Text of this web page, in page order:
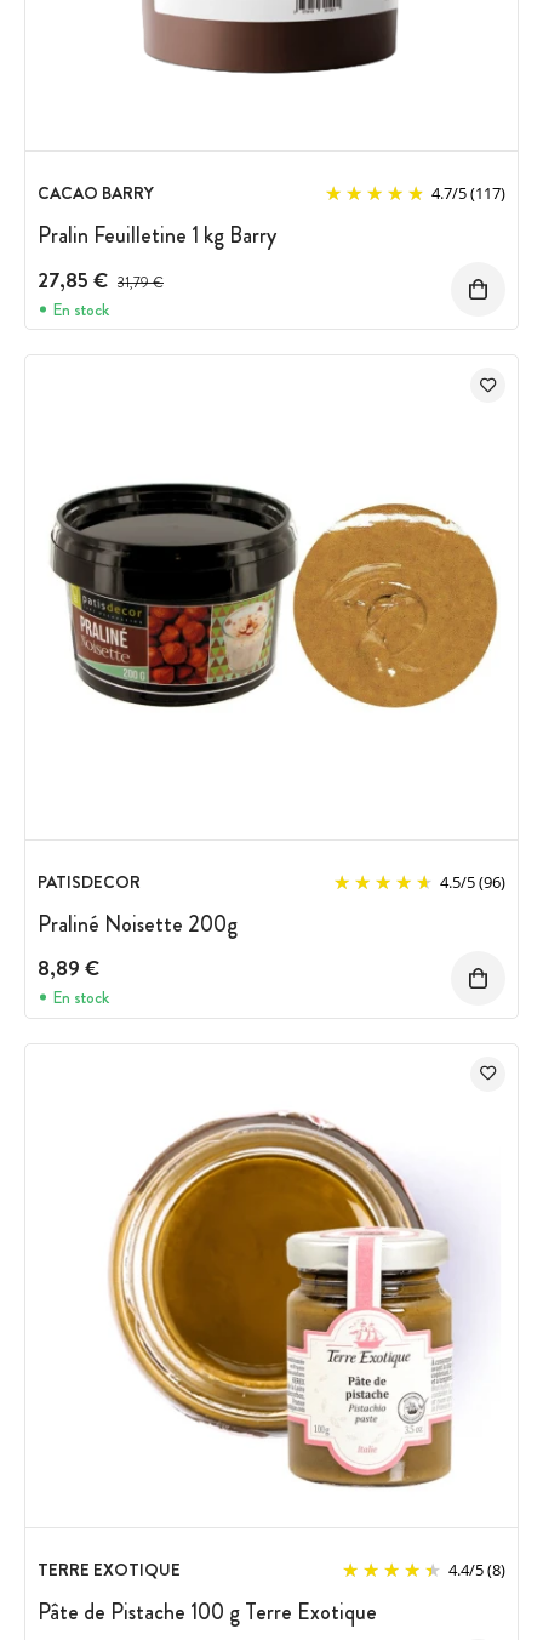
CACAO BARRY 4.7/5(117)
Pralin Feuilletine 1 kg Barry
27,85 € Prix avant réduction :
31,79 €
En stock
PATISDECOR 4.5/5(96)
Praliné Noisette 200g
8,89 €
En stock
TERRE EXOTIQUE 4.4/5(8)
Pâte de Pistache 100 g Terre Exotique